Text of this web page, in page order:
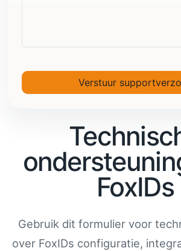
FoxIDs
Gebruik dit formulier voor
over FoxIDs configuratie,
Verstuur